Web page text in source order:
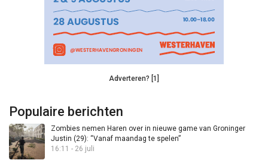
Adverteren? [1]
Populaire berichten
Zombies nemen Haren over in nieuwe game van Groninger
Justin (29): “Vanaf maandag te spelen”
16:11 - 26 juli